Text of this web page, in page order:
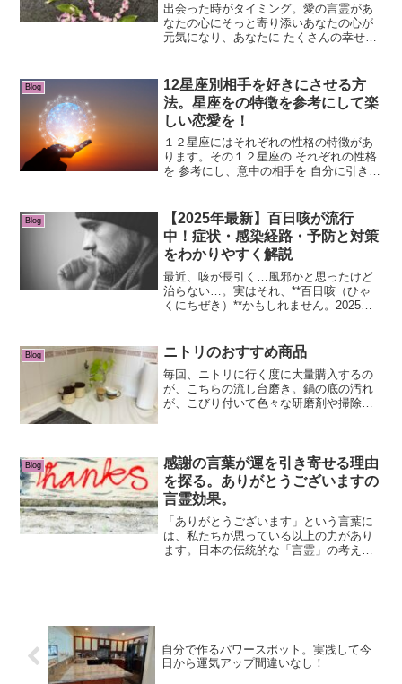
出会った時がタイミング。愛の言霊があ
なたの心にそっと寄り添いあなたの心が
元気になり、あなたに たくさんの幸せが
な人と...
Blog
12星座別相手を好きにさせる方
法。星座をの特徴を参考にして楽
しい恋愛を！
１２星座にはそれぞれの性格の特徴があ
ります。その１２星座の それぞれの性格
を 参考にし、意中の相手を 自分に引き寄
新し自分を演出して会うこと。おうし
座 美食家の多い牡...
Blog
【2025年最新】百日咳が流行
中！症状・感染経路・予防と対策
をわかりやすく解説
最近、咳が長引く…風邪かと思ったけど
治らない…。実はそれ、**百日咳（ひゃ
くにちぜき）**かもしれません。2025年
意が必要です。この記事では、百日咳の
「症状」「原因」...
Blog ニトリのおすすめ商品
毎回、ニトリに行く度に大量購入するの
が、こちらの流し台磨き。鍋の底の汚れ
が、こびり付いて色々な研磨剤や掃除道
にピカピカになり...
Blog
感謝の言葉が運を引き寄せる理由
を探る。ありがとうございますの
言霊効果。
「ありがとうございます」という言葉に
は、私たちが思っている以上の力があり
ます。日本の伝統的な「言霊」の考え方
自分で作るパワースポット。実践して今
日から運気アップ間違いなし！